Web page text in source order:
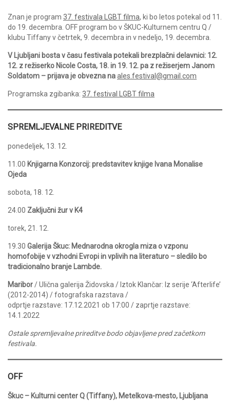
Znan je program 37. festivala LGBT filma, ki bo letos potekal od 11.
do 19. decembra. OFF program bo v ŠKUC-Kulturnem centru Q /
klubu Tiffany v četrtek, 9. decembra in v nedeljo, 19. decembra.
V Ljubljani bosta v času festivala potekali brezplačni delavnici: 12.
12. z režiserko Nicole Costa, 18. in 19. 12. pa z režiserjem Janom
Soldatom – prijava je obvezna naales.festival@gmail.com
Programska zgibanka: 37. festival LGBT filma
SPREMLJEVALNE PRIREDITVE
ponedeljek, 13. 12.
11.00 Knjigarna Konzorcij: predstavitev knjige Ivana Monalise
Ojeda
sobota, 18. 12.
24.00 Zaključni žur v K4
torek, 21. 12.
19.30 Galerija Škuc: Mednarodna okrogla miza o vzponu
homofobije v vzhodni Evropi in vplivih na literaturo – sledilo bo
tradicionalno branje Lambde.
Maribor/ Ulična galerija Židovska / Iztok Klančar: Iz serije ‘Afterlife’
(2012-2014) / fotografska razstava /
odprtje razstave: 17.12.2021 ob 17:00 / zaprtje razstave:
14.1.2022
Ostale spremljevalne prireditve bodo objavljene pred začetkom
festivala.
OFF
Škuc – Kulturni center Q (Tiffany), Metelkova-mesto, Ljubljana